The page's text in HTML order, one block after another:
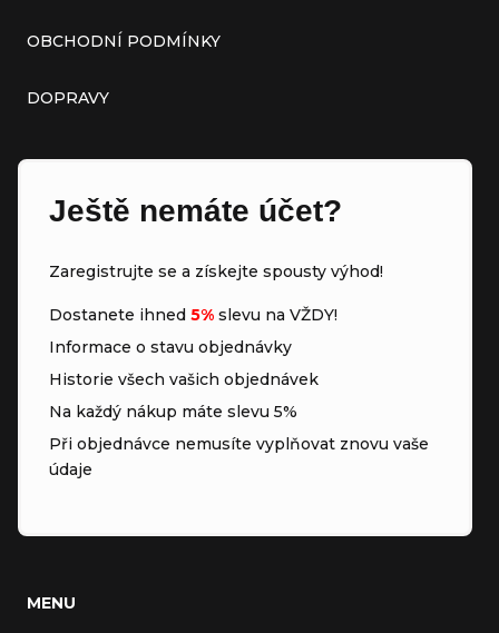
OBCHODNÍ PODMÍNKY
DOPRAVY
Ještě nemáte účet?
Zaregistrujte se a získejte spousty výhod!
Dostanete ihned 5% slevu na VŽDY!
Informace o stavu objednávky
Historie všech vašich objednávek
Na každý nákup máte slevu 5%
Při objednávce nemusíte vyplňovat znovu vaše
údaje
MENU